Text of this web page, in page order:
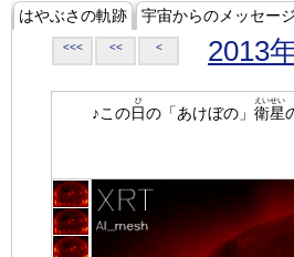
はやぶさの軌跡 宇宙からのメッセージ
<<< << < 2013
♪この日
ひ
の「あけぼの」 衛星
えいせい